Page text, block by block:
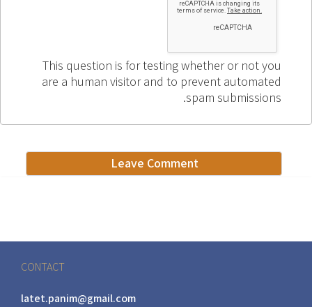
This question is for testing whether or not you
are a human visitor and to prevent automated
spam submissions.
CONTACT
latet.panim@gmail.com